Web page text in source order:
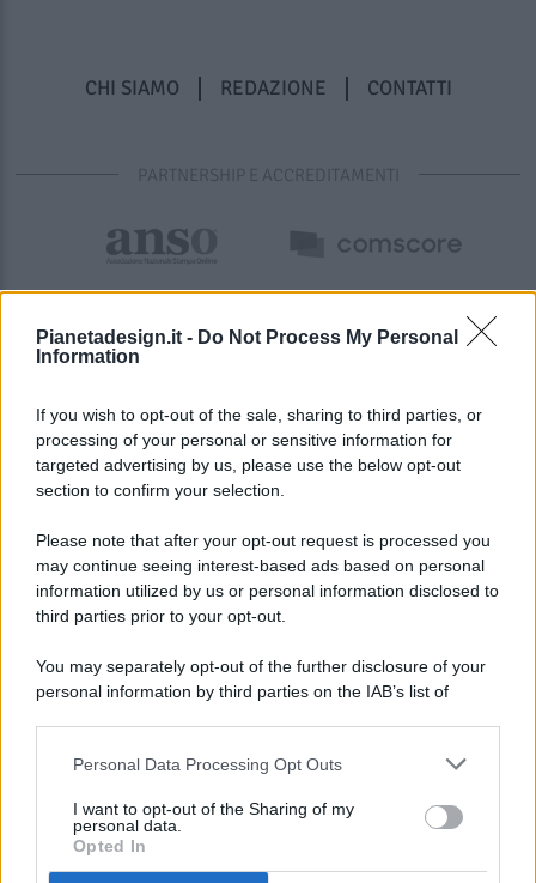
Pianetadesign.it - Do Not Process My Personal
Information
If you wish to opt-out of the sale, sharing to third parties, or
processing of your personal or sensitive information for
targeted advertising by us, please use the below opt-out
section to confirm your selection.
Please note that after your opt-out request is processed you
may continue seeing interest-based ads based on personal
information utilized by us or personal information disclosed to
third parties prior to your opt-out.
You may separately opt-out of the further disclosure of your
personal information by third parties on the IAB’s list of
This information may also be disclosed by us to third parties
disclose it to other third parties.
Personal Data Processing Opt Outs
I want to opt-out of the Sharing of my
personal data.
Opted In
CHI SIAMO REDAZIONE CONTATTI
PARTNERSHIP E ACCREDITAMENTI
© 2026 - Pianeta Design - P.IVA 04827280654 - Testata
Registrata Al Tribunale Di Nocera Inferiore N. 8/2020 - RG N.
ISCRIZIONE AL ROC N. 35792 – ISCRITTA ALL’ANSO
(ASSOCIAZIONE NAZIONALE STAMPA ONLINE)
PREFERENZE PRIVACY